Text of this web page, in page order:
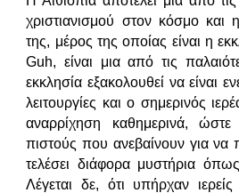
χριστιανισμού στον κόσμο και
της, μέρος της οποίας είναι η
Guh, είναι μια από τις
εκκλησία εξακολουθεί να είναι
λειτουργίες και ο σημερινός
αναρρίχηση καθημερινά,
πιστούς που ανεβαίνουν για να
τελέσει διάφορα μυστήρια
Λέγεται δε, ότι υπήρχαν